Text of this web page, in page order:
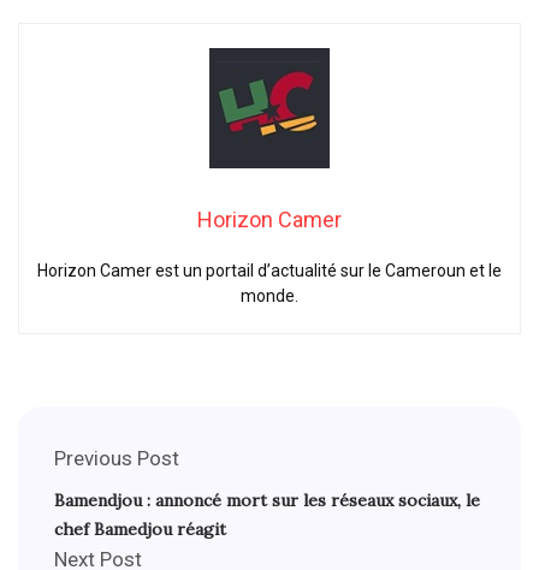
Horizon Camer
Horizon Camer est un portail d’actualité sur le Cameroun et le
monde.
Previous Post
Bamendjou : annoncé mort sur les réseaux sociaux, le
chef Bamedjou réagit
Next Post